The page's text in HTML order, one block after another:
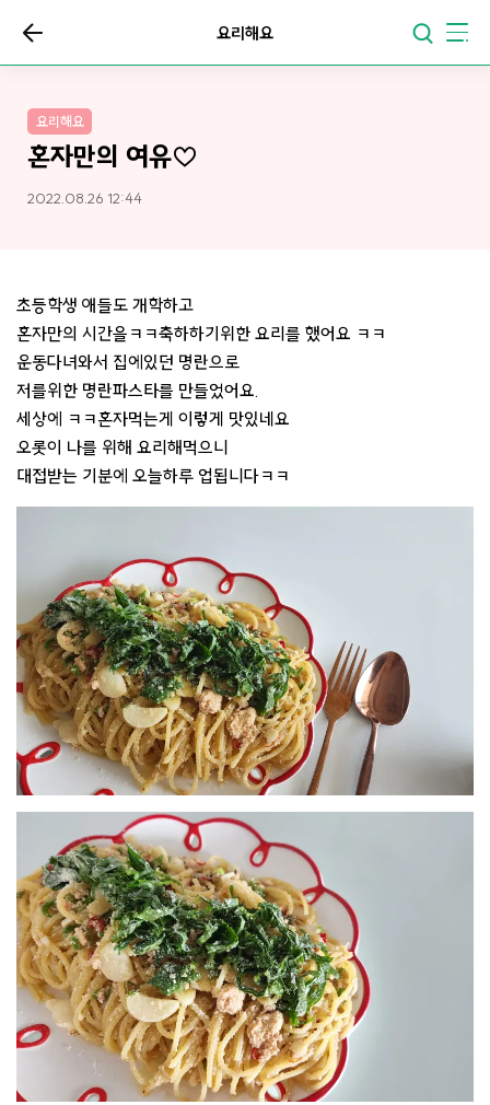
요리해요
요리해요
혼자만의 여유♡
2022.08.26 12:44
초등학생 애들도 개학하고
혼자만의 시간을ㅋㅋ축하하기위한 요리를 했어요 ㅋㅋ
운동다녀와서 집에있던 명란으로
저를위한 명란파스타를 만들었어요.
세상에 ㅋㅋ혼자먹는게 이렇게 맛있네요
오롯이 나를 위해 요리해먹으니
대접받는 기분에 오늘하루 업됩니다ㅋㅋ